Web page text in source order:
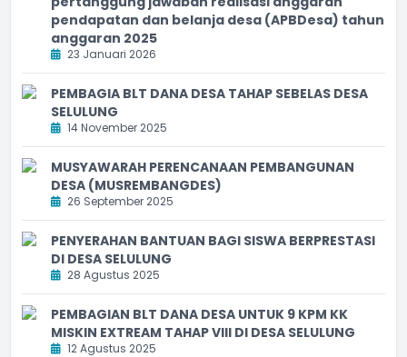
pendapatan dan belanja desa (APBDesa) tahun
anggaran 2025
23 Januari 2026
PEMBAGIA BLT DANA DESA TAHAP SEBELAS DESA
SELULUNG
14 November 2025
MUSYAWARAH PERENCANAAN PEMBANGUNAN
DESA (MUSREMBANGDES)
26 September 2025
PENYERAHAN BANTUAN BAGI SISWA BERPRESTASI
DI DESA SELULUNG
28 Agustus 2025
PEMBAGIAN BLT DANA DESA UNTUK 9 KPM KK
MISKIN EXTREAM TAHAP VIII DI DESA SELULUNG
12 Agustus 2025